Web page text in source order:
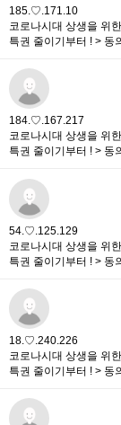
185.♡.171.10
코로나시대 상생을 위
특권 줄이기부터 ! > 동
184.♡.167.217
코로나시대 상생을 위
특권 줄이기부터 ! > 동
54.♡.125.129
코로나시대 상생을 위
특권 줄이기부터 ! > 동
18.♡.240.226
코로나시대 상생을 위
특권 줄이기부터 ! > 동